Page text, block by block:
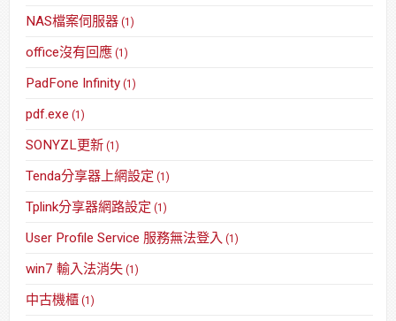
NAS檔案伺服器 (1)
office沒有回應 (1)
PadFone Infinity (1)
pdf.exe (1)
SONYZL更新 (1)
Tenda分享器上網設定 (1)
Tplink分享器網路設定 (1)
User Profile Service 服務無法登入 (1)
win7 輸入法消失 (1)
中古機櫃 (1)